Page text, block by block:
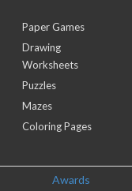
Paper Games
Drawing
Worksheets
Puzzles
Mazes
Coloring Pages
Awards